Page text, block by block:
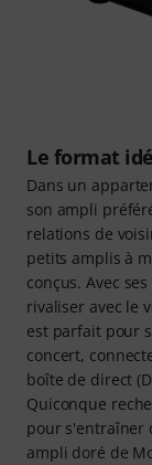
Le format
Dans un
son ampli
relations de
petits amplis à
conçus. Avec
rivaliser avec le
est parfait pour
concert,
boîte de direct
Quiconque
pour s'entraîner
ampli doré de